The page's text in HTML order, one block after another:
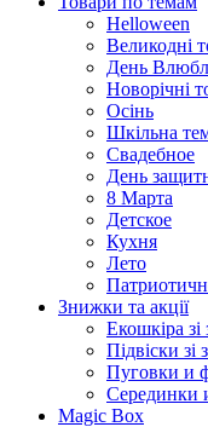
Helloween
Великодні
День
Новорічні
Осінь
Шкільна
Свадебное
День
8 Марта
Детское
Кухня
Лето
Знижки та акції
Екошкіра
Підвіски
Пуговки и
Серединки
Magic Box